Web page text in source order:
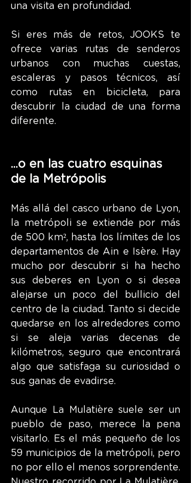
una visita en profundidad.
Si eres más de retos, JOOKS te
ofrece varias rutas de senderos
urbanos con muchas cuestas,
escaleras y pasos técnicos, así
como rutas en bicicleta, para
descubrir la ciudad de una forma
diferente.
...o en las cuatro esquinas
de la Metrópolis
Más allá del casco urbano de Lyon,
la metrópoli se extiende por más
de 500 km², hasta los límites de los
departamentos de Ain e Isère. Hay
mucho por descubrir si ha hecho
sus deberes en Lyon o si desea
alejarse un poco del bullicio del
centro de la ciudad. Tanto si decide
quedarse en los alrededores como
si se aleja varias decenas de
kilómetros, seguro que encontrará
algo que satisfaga su curiosidad o
sus ganas de evadirse.
Aunque La Mulatière suele ser un
pueblo de paso, merece la pena
visitarlo. Es el más pequeño de los
59 municipios de la metrópoli, pero
no por ello el menos sorprendente.